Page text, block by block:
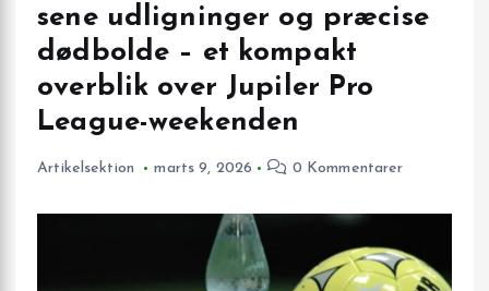
sene udligninger og præcise
dødbolde – et kompakt
overblik over Jupiler Pro
League-weekenden
Artikelsektion marts 9, 2026 0 Kommentarer